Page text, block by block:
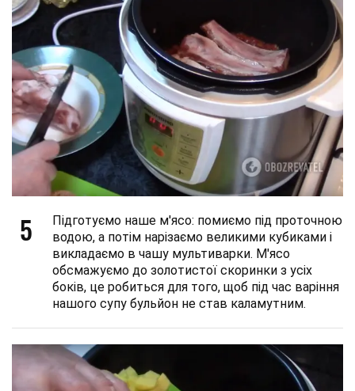
5
Підготуємо наше м'ясо: помиємо під проточною
водою, а потім нарізаємо великими кубиками і
викладаємо в чашу мультиварки. М'ясо
обсмажуємо до золотистої скоринки з усіх
боків, це робиться для того, щоб під час варіння
нашого супу бульйон не став каламутним.